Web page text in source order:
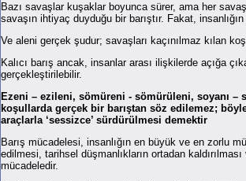
Bazı savaşlar kuşaklar boyunca sürer, ama her
savaşın ihtiyaç duyduğu bir barıştır. Fakat,
Ve aleni gerçek şudur; savaşları kaçınılmaz kılan
Kalıcı barış ancak, insanlar arası ilişkilerde açığa
gerçekleştirilebilir.
Ezeni – ezileni, sömüreni - sömürüleni, soyanı –
koşullarda gerçek bir barıştan söz edilemez;
araçlarla ‘sessizce’ sürdürülmesi demektir
Barış mücadelesi, insanlığın en büyük ve en zorlu
edilmesi, tarihsel düşmanlıkların ortadan
mücadeledir.